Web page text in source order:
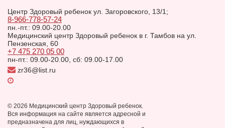
Центр Здоровый ребенок ул. Загоровского, 13/1;
8-966-778-57-24
пн.-пт.: 09.00-20.00
Медицинский центр Здоровый ребенок в г. Тамбов на ул.
Пензенская, 60
+7 475 270 05 00
пн-пт.: 09.00-20.00, сб: 09.00-17.00
zr36@list.ru
© 2026 Медицинский центр Здоровый ребенок.
Вся информация на сайте является адресной и
предназначена для лиц, нуждающихся в